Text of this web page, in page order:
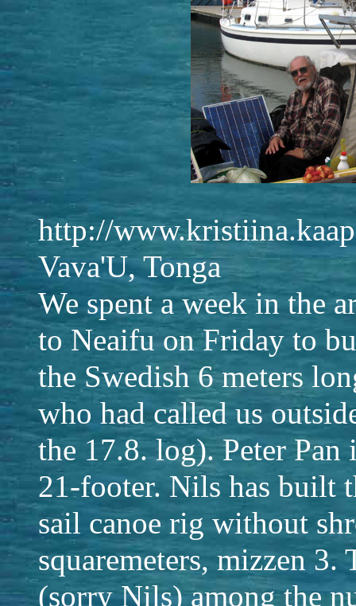
http://
Vava'U, Tonga
We spent a week in the
to Neaifu on Friday to
the Swedish 6 meters
who had called us
the 17.8. log). Peter
21-footer. Nils has built
sail canoe rig without
squaremeters, mizzen 3.
(sorry Nils) among the